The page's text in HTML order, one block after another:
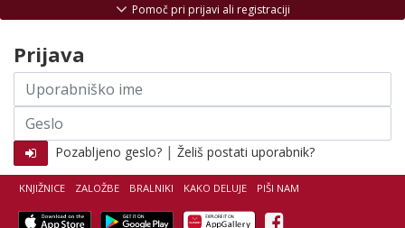
KNJIŽNICE ZALOŽBE BRALNIKI KAKO DELUJE PIŠI NAM
Facebook
Pomoč pri prijavi ali registraciji
Prijava
Uporabniško
ime
Geslo
Pozabljeno geslo? | Želiš postati uporabnik?